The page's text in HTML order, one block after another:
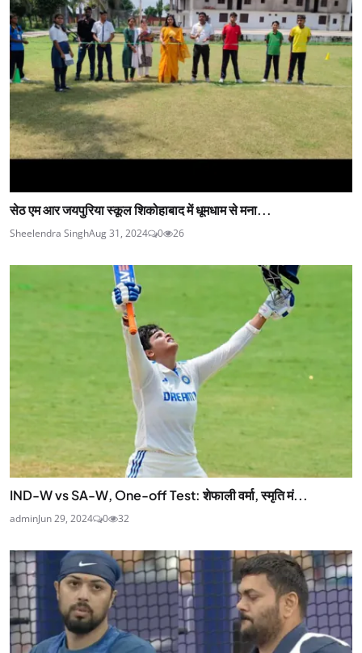
सेठ एम आर जयपुरिया स्कूल शिकोहाबाद में धूमधाम से मना...
Sheelendra SinghAug 31, 2024 0 26
IND-W vs SA-W, One-off Test: शेफाली वर्मा, स्मृति मं...
adminJun 29, 2024 0 32